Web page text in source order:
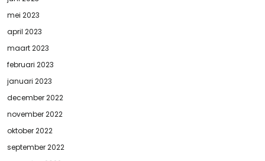
mei 2023
april 2023
maart 2023
februari 2023
januari 2023
december 2022
november 2022
oktober 2022
september 2022